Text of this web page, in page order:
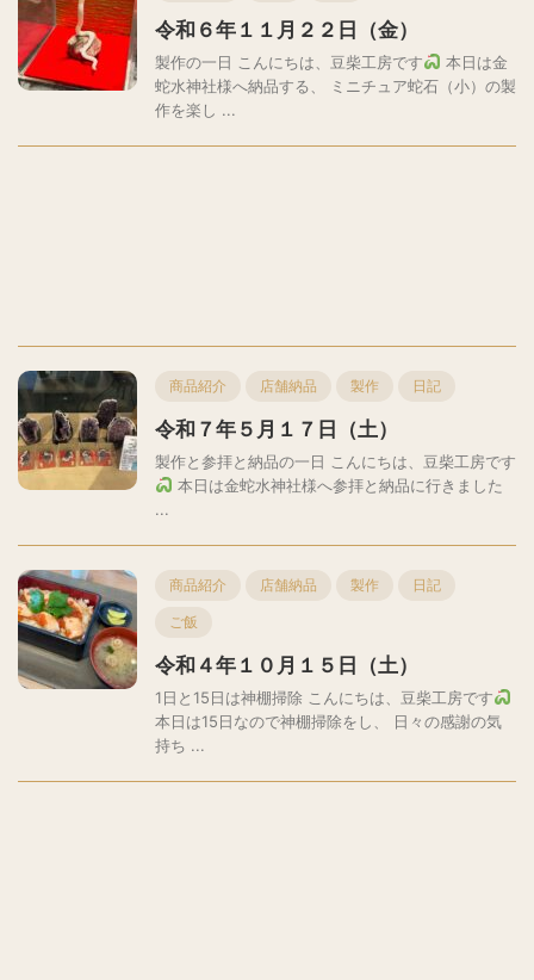
令和６年１１月２２日（金）
製作の一日 こんにちは、豆柴工房です
本日は金
蛇水神社様へ納品する、 ミニチュア蛇石（小）の製
作を楽し ...
商品紹介 店舗納品 製作 日記
令和７年５月１７日（土）
製作と参拝と納品の一日 こんにちは、豆柴工房です
本日は金蛇水神社様へ参拝と納品に行きました
...
商品紹介 店舗納品 製作 日記
ご飯
令和４年１０月１５日（土）
1日と15日は神棚掃除 こんにちは、豆柴工房です
本日は15日なので神棚掃除をし、 日々の感謝の気
持ち ...